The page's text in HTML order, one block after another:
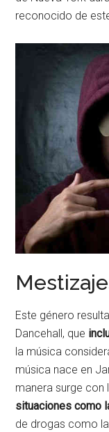
reconocido de
Este género
Dancehall, que
la música
música nace en
manera surge con
situaciones como
de drogas como